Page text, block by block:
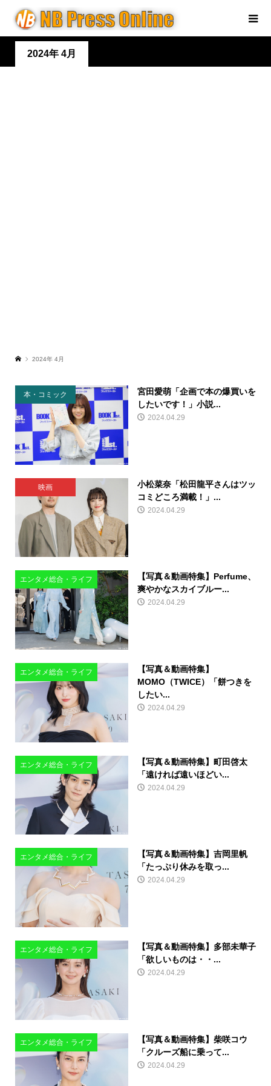
2024年 4月
2024年 4月
本・コミック
宮田愛萌「企画で本の爆買いを
したいです！」小説...
2024.04.29
映画
小松菜奈「松田龍平さんはツッ
コミどころ満載！」...
2024.04.29
エンタメ総合・ライフ
【写真＆動画特集】Perfume、
爽やかなスカイブルー...
2024.04.29
エンタメ総合・ライフ
【写真＆動画特集】
MOMO（TWICE）「餅つきを
したい...
2024.04.29
エンタメ総合・ライフ
【写真＆動画特集】町田啓太
「遠ければ遠いほどい...
2024.04.29
エンタメ総合・ライフ
【写真＆動画特集】吉岡里帆
「たっぷり休みを取っ...
2024.04.29
エンタメ総合・ライフ
【写真＆動画特集】多部未華子
「欲しいものは・・...
2024.04.29
エンタメ総合・ライフ
【写真＆動画特集】柴咲コウ
「クルーズ船に乗って...
2024.04.29